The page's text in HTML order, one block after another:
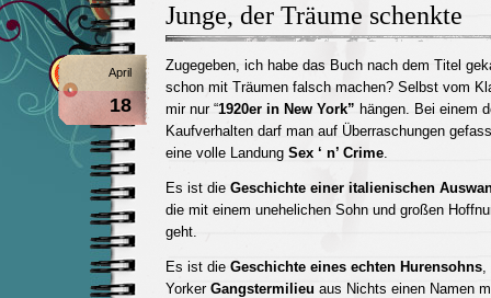
Junge, der Träume schenkte
April
18
Zugegeben, ich habe das Buch nach dem Titel
schon mit Träumen falsch machen? Selbst vom
mir nur “1920er in New York” hängen. Bei einem
Kaufverhalten darf man auf Überraschungen
eine volle Landung Sex ‘ n’ Crime.
Es ist die Geschichte einer italienischen
die mit einem unehelichen Sohn und großen
geht.
Es ist die Geschichte eines echten Hurensohns,
Yorker Gangstermilieu aus Nichts einen Namen